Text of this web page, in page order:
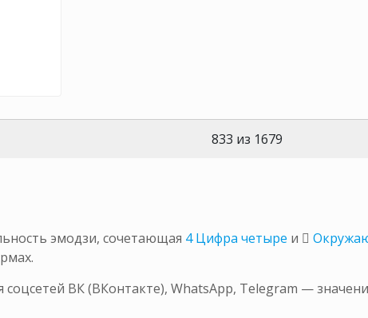
833 из 1679
эмодзи, сочетающая 4 Цифра четыре и ⃣
ВК (ВКонтакте), WhatsApp, Telegram —